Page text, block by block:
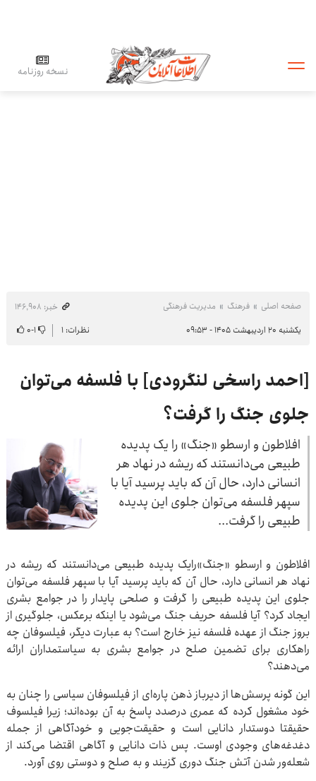
نسخه روزنامه
صفحه اصلی فرهنگ مدیریت فرهنگی
خبر: ۱۴۶٬۹۰۸
یکشنبه ۲۰ اردیبهشت ۱۴۰۵ - ۰۹:۵۳
نظرات: ۱ ۱-۰
[احمد راسخی لنگرودی] با فلسفه می‌توان
جلوی جنگ را گرفت؟
افلاطون و ارسطو «جنگ» را یک پدیده
طبیعی می‌دانستند که ریشه در نهاد هر
انسانی دارد، حال آن که باید پرسید آیا با
سپهر فلسفه می‌توان جلوی این پدیده
طبیعی را گرفت...
افلاطون و ارسطو «جنگ»رایک پدیده طبیعی می‌دانستند که ریشه در
نهاد هر انسانی دارد، حال آن که باید پرسید آیا با سپهر فلسفه می‌توان
جلوی این پدیده طبیعی را گرفت و صلحی پایدار را در جوامع بشری
ایجاد کرد؟ آیا فلسفه حریف جنگ می‌شود یا اینکه برعکس، جلوگیری از
بروز جنگ از عهده فلسفه نیز خارج است؟ به عبارت دیگر، فیلسوفان چه
راهکاری برای تضمین صلح در جوامع بشری به سیاستمداران ارائه
می‌دهند؟
این ‌گونه پرسش‌ها از دیرباز ذهن پاره‌ای از فیلسوفان سیاسی را چنان به
خود مشغول کرده که عمری درصدد پاسخ به آن بوده‌اند؛ زیرا فیلسوف
حقیقتا دوستدار دانایی است و حقیقت‌جویی و خودآگاهی از جمله
دغدغه‌های وجودی اوست. پس ذات دانایی و آگاهی اقتضا می‌کند از
شعله‌ور شدن آتش جنگ دوری گزیند و به صلح و دوستی روی آورد.